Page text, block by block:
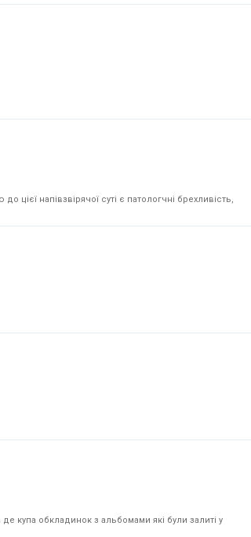
напівзвірячої суті є патологчні брехливість,
купа обкладинок з альбомами які були залиті у